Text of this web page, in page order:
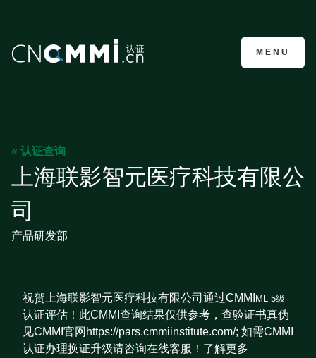
CMMI认证咨询
MENU
« 认证查询
上海联影智元医疗科技有限公
司
产品研发部
祝贺上海联影智元医疗科技有限公司通过CMMI ML 5级
认证评估！此CMMI查询结果仅供参考，查验证书真伪
见CMMI官网https://pars.cmmiinstitute.com/; 如需CMMI
认证办理换证升级请咨询在线客服！了解更多